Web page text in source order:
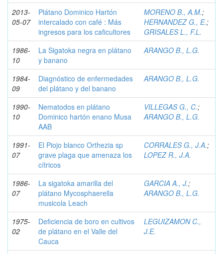
2013-
05-07
Plátano Dominico Hartón
intercalado con café : Más
ingresos para los caficultores
MORENO B., A.M.;
HERNANDEZ G., E.;
GRISALES L., F.L.
1986-
10
La Sigatoka negra en plátano
y banano
ARANGO B., L.G.
1984-
09
Diagnóstico de enfermedades
del plátano y del banano
ARANGO B., L.G.
1990-
10
Nematodos en plátano
Dominico hartón enano Musa
AAB
VILLEGAS G., C.;
ARANGO B., L.G.
1991-
07
El Piojo blanco Orthezia sp
grave plaga que amenaza los
cítricos
CORRALES G., J.A.;
LOPEZ R., J.A.
1986-
07
La sigatoka amarilla del
plátano Mycosphaerella
musicola Leach
GARCIA A., J.;
ARANGO B., L.G.
1975-
02
Deficiencia de boro en cultivos
de plátano en el Valle del
Cauca
LEGUIZAMON C.,
J.E.